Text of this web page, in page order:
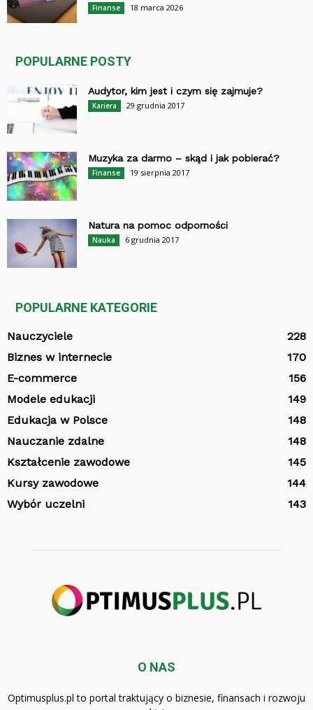
Finanse 18 marca 2026
POPULARNE POSTY
Audytor, kim jest i czym się zajmuje?
Kariera 29 grudnia 2017
Muzyka za darmo – skąd i jak pobierać?
Finanse 19 sierpnia 2017
Natura na pomoc odporności
Nauka 6 grudnia 2017
POPULARNE KATEGORIE
Nauczyciele
228
Biznes w internecie
170
E-commerce
156
Modele edukacji
149
Edukacja w Polsce
148
Nauczanie zdalne
148
Kształcenie zawodowe
145
Kursy zawodowe
144
Wybór uczelni
143
O NAS
Optimusplus.pl to portal traktujący o biznesie, finansach i rozwoju